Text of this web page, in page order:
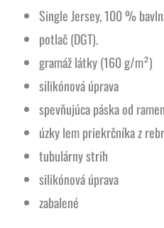
Single Jersey, 100 %
potlač (DGT).
gramáž látky (160 g/m²)
silikónová úprava
spevňujúca páska od
úzky lem priekrčníka z
tubulárny strih
silikónová úprava
zabalené